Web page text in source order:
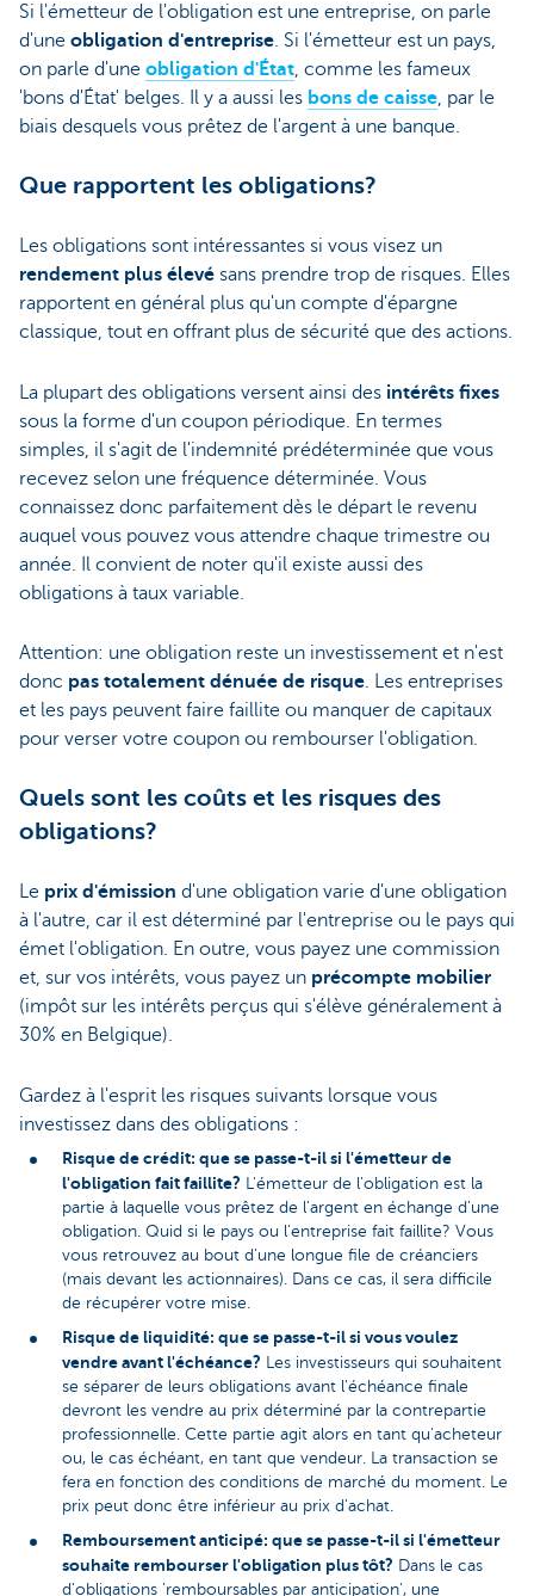
Si l'émetteur de l'obligation est une entreprise, on parle
d'une obligation d'entreprise. Si l'émetteur est un pays,
on parle d'une obligation d'État, comme les fameux
'bons d'État' belges. Il y a aussi les bons de caisse, par le
biais desquels vous prêtez de l'argent à une banque.
Que rapportent les obligations?
Les obligations sont intéressantes si vous visez un
rendement plus élevé sans prendre trop de risques. Elles
rapportent en général plus qu'un compte d'épargne
classique, tout en offrant plus de sécurité que des actions.
La plupart des obligations versent ainsi des intérêts fixes
sous la forme d'un coupon périodique. En termes
simples, il s'agit de l'indemnité prédéterminée que vous
recevez selon une fréquence déterminée. Vous
connaissez donc parfaitement dès le départ le revenu
auquel vous pouvez vous attendre chaque trimestre ou
année. Il convient de noter qu'il existe aussi des
obligations à taux variable.
Attention: une obligation reste un investissement et n'est
donc pas totalement dénuée de risque. Les entreprises
et les pays peuvent faire faillite ou manquer de capitaux
pour verser votre coupon ou rembourser l'obligation.
Quels sont les coûts et les risques des
obligations?
Le prix d'émission d'une obligation varie d'une obligation
à l'autre, car il est déterminé par l'entreprise ou le pays qui
émet l'obligation. En outre, vous payez une commission
et, sur vos intérêts, vous payez un précompte mobilier
(impôt sur les intérêts perçus qui s'élève généralement à
30% en Belgique).
Gardez à l'esprit les risques suivants lorsque vous
investissez dans des obligations :
Risque de crédit: que se passe-t-il si l'émetteur de
l'obligation fait faillite? L'émetteur de l'obligation est la
partie à laquelle vous prêtez de l'argent en échange d'une
obligation. Quid si le pays ou l'entreprise fait faillite? Vous
vous retrouvez au bout d'une longue file de créanciers
(mais devant les actionnaires). Dans ce cas, il sera difficile
de récupérer votre mise.
Risque de liquidité: que se passe-t-il si vous voulez
vendre avant l'échéance? Les investisseurs qui souhaitent
se séparer de leurs obligations avant l'échéance finale
devront les vendre au prix déterminé par la contrepartie
professionnelle. Cette partie agit alors en tant qu'acheteur
ou, le cas échéant, en tant que vendeur. La transaction se
fera en fonction des conditions de marché du moment. Le
prix peut donc être inférieur au prix d'achat.
Remboursement anticipé: que se passe-t-il si l'émetteur
souhaite rembourser l'obligation plus tôt? Dans le cas
d'obligations 'remboursables par anticipation', une